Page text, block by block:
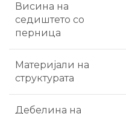
Висина на
седиштето со
перница
Материјали на
структурата
Дебелина на